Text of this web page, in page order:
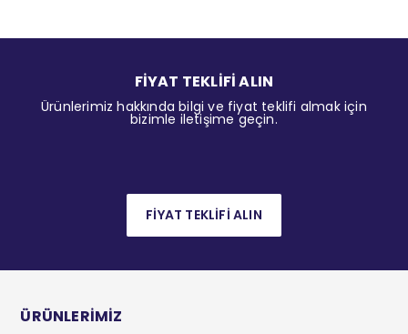
FİYAT TEKLİFİ ALIN
Ürünlerimiz hakkında bilgi ve fiyat teklifi almak için
bizimle iletişime geçin.
FİYAT TEKLİFİ ALIN
ÜRÜNLERİMİZ